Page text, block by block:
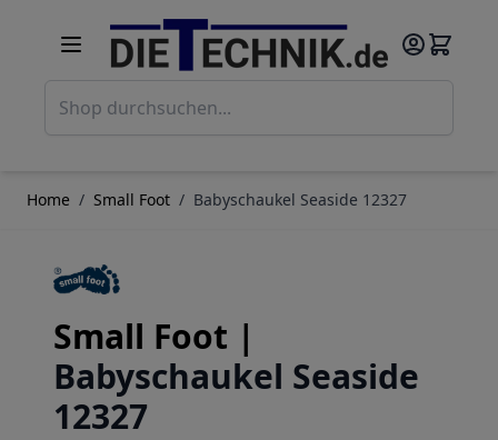
Home / Small Foot / Babyschaukel Seaside 12327
Small Foot |
Babyschaukel Seaside
12327